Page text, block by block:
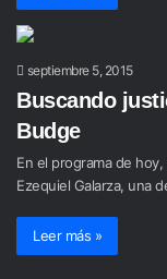
septiembre 5, 2015
Buscando
Budge
En el programa de
Ezequiel Galarza, una
Leer más »